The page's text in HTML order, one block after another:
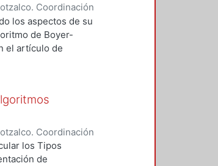
Coordinación
Alberto
los aspectos de su
de Boyer-
el artículo de
por el algoritmo
con
como de
Coordinación
Teresalos Tipos
de